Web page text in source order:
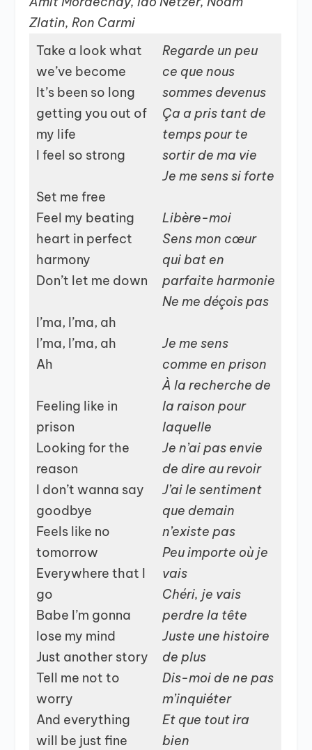
Zlatin, Ron Carmi
Take a look what
we’ve become
It’s been so long
getting you out of
my life
I feel so strong
Set me free
Feel my beating
heart in perfect
harmony
Don’t let me down
I’ma, I’ma, ah
I’ma, I’ma, ah
Ah
Feeling like in
prison
Looking for the
reason
I don’t wanna say
goodbye
Feels like no
tomorrow
Everywhere that I
go
Babe I’m gonna
lose my mind
Just another story
Tell me not to
worry
And everything
will be just fine
Regarde un peu
ce que nous
sommes devenus
Ça a pris tant de
temps pour te
sortir de ma vie
Je me sens si forte
Libère-moi
Sens mon cœur
qui bat en
parfaite harmonie
Ne me déçois pas
Je me sens
comme en prison
À la recherche de
la raison pour
laquelle
Je n’ai pas envie
de dire au revoir
J’ai le sentiment
que demain
n’existe pas
Peu importe où je
vais
Chéri, je vais
perdre la tête
Juste une histoire
de plus
Dis-moi de ne pas
m’inquiéter
Et que tout ira
bien